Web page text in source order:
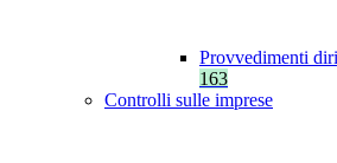
Provvedimenti
163
Controlli sulle imprese